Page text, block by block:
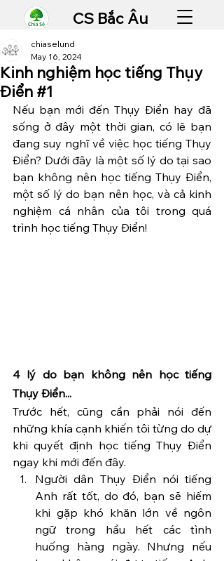
CS Bắc Âu
Kinh nghiệm học tiếng Thụy
Điển #1
chiaselund
May 16, 2024
Nếu bạn mới đến Thụy Điển hay đã
sống ở đây một thời gian, có lẽ bạn
đang suy nghĩ về việc học tiếng Thụy
Điển? Dưới đây là một số lý do tại sao
bạn không nên học tiếng Thụy Điển,
một số lý do bạn nên học, và cả kinh
nghiệm cá nhân của tôi trong quá
trình học tiếng Thụy Điển!
4 lý do bạn không nên học tiếng
Thụy Điển...
Trước hết, cũng cần phải nói đến
những khía cạnh khiến tôi từng do dự
khi quyết định học tiếng Thụy Điển
ngay khi mới đến đây.
Người dân Thụy Điển nói tiếng
Anh rất tốt, do đó, bạn sẽ hiếm
khi gặp khó khăn lớn về ngôn
ngữ trong hầu hết các tình
huống hàng ngày. Nhưng nếu